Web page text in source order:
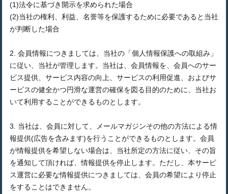
(1)法令に基づき開示を求められた場合
(2)当社の権利、利益、名誉等を保護するために必要であると当社
が判断した場合
2. 会員情報につきましては、当社の「個人情報保護への取組み」
に従い、当社が管理します。当社は、会員情報を、会員へのサー
ビス提供、サービス内容の向上、サービスの利用促進、およびサ
ービスの健全かつ円滑な運営の確保を図る目的のために、当社お
いて利用することができるものとします。
3. 当社は、会員に対して、メールマガジンその他の方法による情
報提供(広告を含みます)を行うことができるものとします。会員
が情報提供を希望しない場合は、当社所定の方法に従い、その旨
を通知して頂ければ、情報提供を停止します。ただし、本サービ
ス運営に必要な情報提供につきましては、会員の希望により停止
をすることはできません。